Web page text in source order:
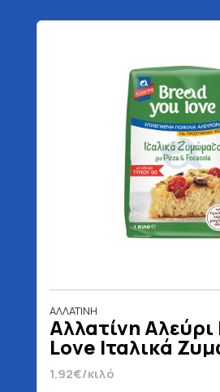
ΑΛΛΑΤΙΝΗ
Αλλατίνη Αλεύρι
Love Ιταλικά
kg
1.92€/κιλό